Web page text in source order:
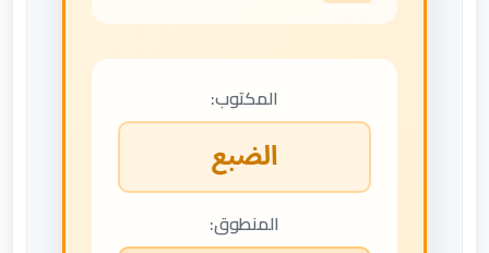
المكتوب:
الضبع
المنطوق: